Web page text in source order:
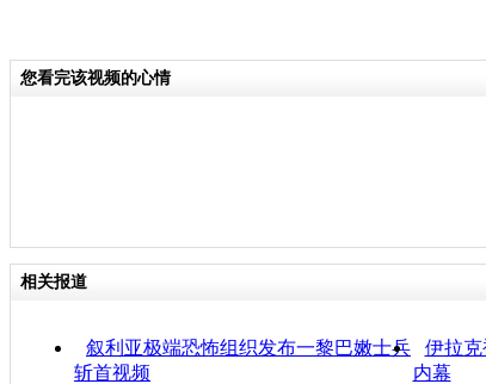
您看完该视频的心情
相关报道
叙利亚极端恐怖组织发布一黎巴嫩士兵
斩首视频
伊拉
内幕